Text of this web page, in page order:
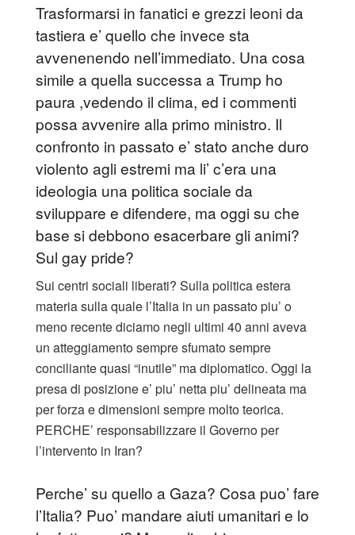
Trasformarsi in fanatici e grezzi leoni da
tastiera e’ quello che invece sta
avvenenendo nell’immediato. Una cosa
simile a quella successa a Trump ho
paura ,vedendo il clima, ed i commenti
possa avvenire alla primo ministro. Il
confronto in passato e’ stato anche duro
violento agli estremi ma li’ c’era una
ideologia una politica sociale da
sviluppare e difendere, ma oggi su che
base si debbono esacerbare gli animi?
Sul gay pride?
Sui centri sociali liberati? Sulla politica estera
materia sulla quale l’Italia in un passato piu’ o
meno recente diciamo negli ultimi 40 anni aveva
un atteggiamento sempre sfumato sempre
conciliante quasi “inutile” ma diplomatico. Oggi la
presa di posizione e’ piu’ netta piu’ delineata ma
per forza e dimensioni sempre molto teorica.
PERCHE’ responsabilizzare il Governo per
l’intervento in Iran?
Perche’ su quello a Gaza? Cosa puo’ fare
l’Italia? Puo’ mandare aiuti umanitari e lo